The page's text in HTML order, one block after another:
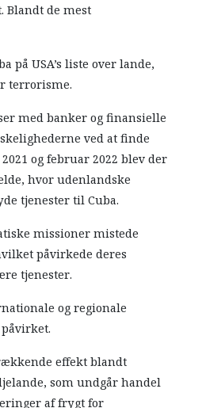
Blandt de mest
på USA’s liste over lande,
terrorisme.
med banker og finansielle
ved at finde
og februar 2022 blev der
hvor udenlandske
tjenester til Cuba.
missioner mistede
påvirkede deres
tjenester.
og regionale
effekt blandt
som undgår handel
af frygt for